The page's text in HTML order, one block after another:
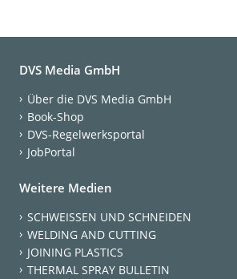
DVS Media GmbH
Über die DVS Media GmbH
Book-Shop
DVS-Regelwerksportal
JobPortal
Weitere Medien
SCHWEISSEN UND SCHNEIDEN
WELDING AND CUTTING
JOINING PLASTICS
THERMAL SPRAY BULLETIN